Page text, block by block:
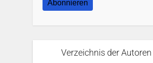
Abonnieren
Verzeichnis der Autoren